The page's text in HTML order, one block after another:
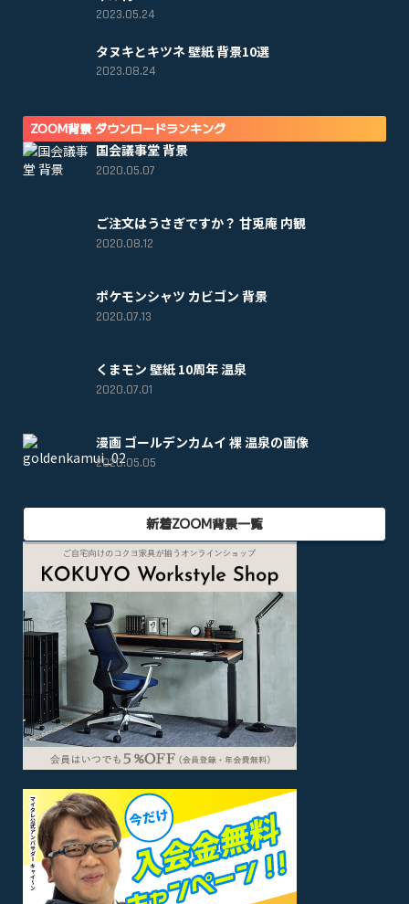
2023.05.24
タヌキとキツネ 壁紙 背景10選
2023.08.24
ZOOM背景 ダウンロードランキング
国会議事堂 背景
2020.05.07
ご注文はうさぎですか？ 甘兎庵 内観
2020.08.12
ポケモンシャツ カビゴン 背景
2020.07.13
くまモン 壁紙 10周年 温泉
2020.07.01
漫画 ゴールデンカムイ 裸 温泉の画像
2020.05.05
新着ZOOM背景一覧